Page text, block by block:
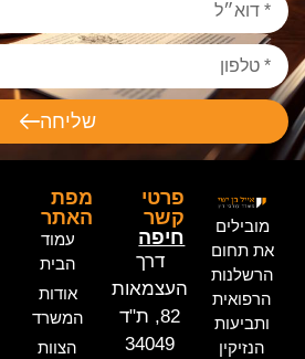
שליחה
מובילים
את תחום
הרשלנות
הרפואית
ותביעות
הנזיקין
מפת
האתר
עמוד
הבית
אודות
המשרד
הצוות
פרטי
קשר
חיפה
דרך
העצמאות
82, ת"ד
34049